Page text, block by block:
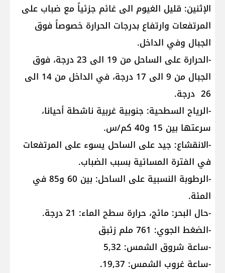
الإثنين: قليل الغيوم الى غائم جزئياً مع ضباب على
المرتفعات وارتفاع بدرجات الحرارة خصوصاً فوق
الجبال وفي الداخل.
-الحرارة على الساحل من 19 الى 23 درجة، فوق
الجبال من 9 الى 17 درجة، في الداخل من 14 الى
26 درجة.
-الرياح السطحية: جنوبية غربية ناشطة أحيانا،
سرعتها بين 15 و40 كم/س.
-الانقشاع: جيد على الساحل يسوء على المرتفعات
في الفترة المسائية بسبب الضباب.
-الرطوبة النسبية على الساحل: بين 60 و85 في
المئة.
-حال البحر: مائج، حرارة سطح الماء: 21 درجة.
-الضغط الجوي: 761 ملم زئبق
-ساعة شروق الشمس: 5,32
-ساعة غروب الشمس: 19,37.